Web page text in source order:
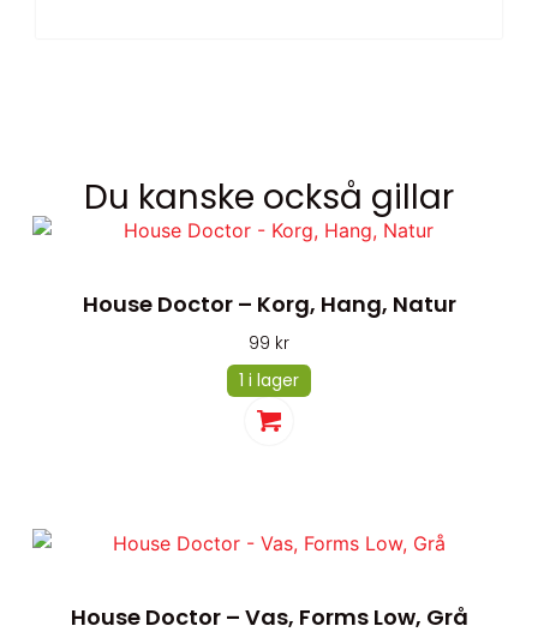
Du kanske också gillar
House Doctor – Korg, Hang, Natur
99 kr
1 i lager
House Doctor – Vas, Forms Low, Grå